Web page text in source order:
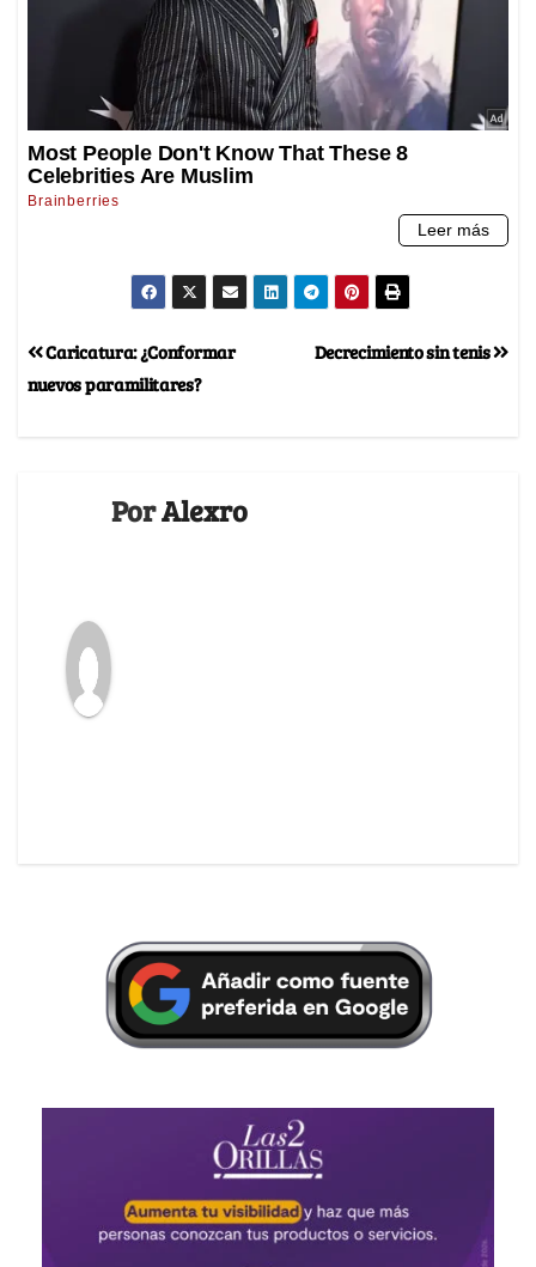
Decrecimiento sin tenis
Caricatura: ¿Conformar
nuevos paramilitares?
PorAlexro